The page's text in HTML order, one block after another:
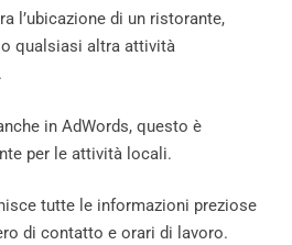
l’ubicazione di un ristorante,
qualsiasi altra attività
in AdWords, questo è
per le attività locali.
tutte le informazioni preziose
di contatto e orari di lavoro.